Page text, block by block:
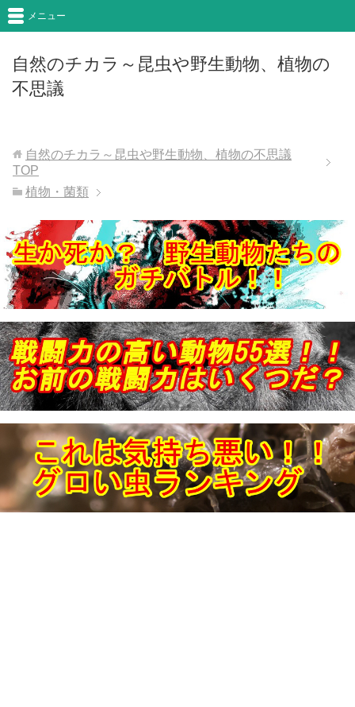
自然のチカラ～昆虫や野生動物、植物の
不思議
メニュー
自然のチカラ～昆虫や野生動物、植物の不思議
TOP
植物・菌類